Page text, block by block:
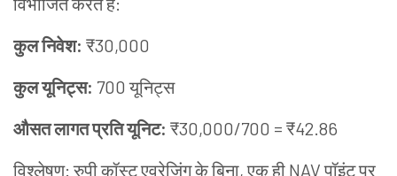
कुल निवेश: ₹30,000
कुल यूनिट्स: 700 यूनिट्स
औसत लागत प्रति यूनिट: ₹30,000/700 = ₹42.86
विश्लेषण: रुपी कॉस्ट एवरेजिंग के बिना, एक ही NAV पॉइंट पर